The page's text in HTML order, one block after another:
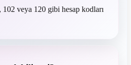
veya 120 gibi hesap kodları